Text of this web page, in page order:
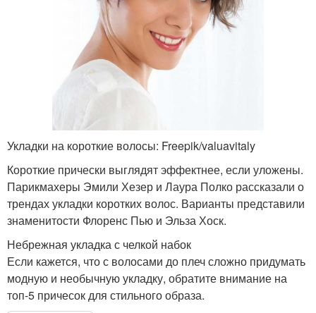
Укладки на короткие волосы: Freepik/valuavitaly
Короткие прически выглядят эффектнее, если уложены.
Парикмахеры Эмили Хезер и Лаура Полко рассказали о
трендах укладки коротких волос. Варианты представили
знаменитости Флоренс Пью и Эльза Хоск.
Небрежная укладка с челкой набок
Если кажется, что с волосами до плеч сложно придумать
модную и необычную укладку, обратите внимание на
топ-5 причесок для стильного образа.